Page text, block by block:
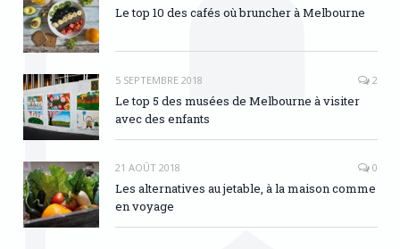
Le top 10 des cafés où bruncher à Melbourne
5 SEPTEMBRE 2018 2
Le top 5 des musées de Melbourne à visiter
avec des enfants
21 AOÛT 2018 0
Les alternatives au jetable, à la maison comme
en voyage